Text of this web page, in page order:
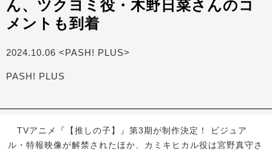
ん、ツクヨミ役・木野日菜さんのコ
メントも到着
2024.10.06 <PASH! PLUS>
PASH! PLUS
TVアニメ『【推しの子】』第3期が制作決定！ ビジュア
ル・特報映像が解禁されたほか、カミキヒカル役は宮野真守さ